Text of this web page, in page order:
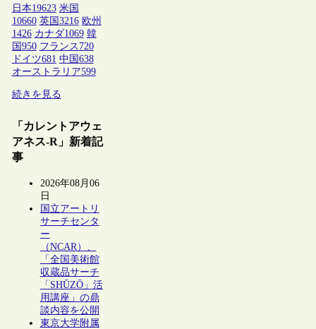
日本19623 米国
10660 英国 3216 欧州
1426 カナダ1069 韓
国 950 フランス 720
ドイツ681 中国 638
オーストラリア599
続きを見る
「カレントアウェ
アネス-R」新着記
事
2026年08月06
日
国立アートリ
サーチセンタ
ー
（NCAR）、
「全国美術館
収蔵品サーチ
「SHŪZŌ」活
用講座」の鼎
談内容を公開
東京大学附属